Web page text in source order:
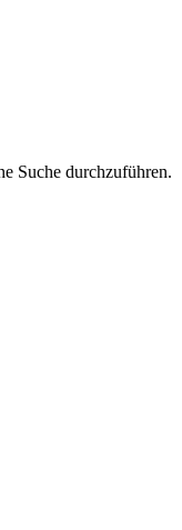
Suche durchzuführen.